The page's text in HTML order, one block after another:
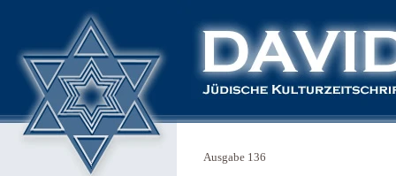
Ausgabe 136